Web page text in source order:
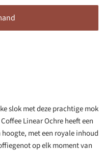
slok met deze prachtige mok
Linear Ochre heeft een
met een royale inhoud
op elk moment van